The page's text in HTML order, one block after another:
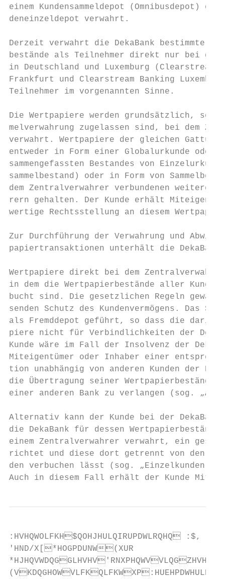
einem Kundensammeldepot
deneinzeldepot verwahrt.
Derzeit verwahrt die DekaBank bestimmte
bestände als Teilnehmer direkt nur bei
in Deutschland und Luxemburg
Frankfurt und Clearstream Banking
Teilnehmer im vorgenannten Sinne.
Die Wertpapiere werden grundsätzlich,
melverwahrung zugelassen sind, bei
verwahrt. Wertpapiere der gleichen Gattung
entweder in Form einer Globalurkunde
sammengefassten Bestandes von
sammelbestand) oder in Form von
dem Zentralverwahrer verbundenen
rern gehalten. Der Kunde erhält
wertige Rechtsstellung an diesem
Zur Durchführung der Verwahrung und
papiertransaktionen unterhält die
Wertpapiere direkt bei dem
in dem die Wertpapierbestände aller
bucht sind. Die gesetzlichen Regeln
senden Schutz des Kundenvermögens.
als Fremddepot geführt, so dass die darin
piere nicht für Verbindlichkeiten der
Kunde wäre im Fall der Insolvenz der
Miteigentümer oder Inhaber einer
tion unabhängig von anderen Kunden der
die Übertragung seiner
einer anderen Bank zu verlangen (sog.
Alternativ kann der Kunde bei der DekaBank
die DekaBank für dessen
einem Zentralverwahrer verwahrt, ein
richtet und diese dort getrennt von den
den verbuchen lässt (sog. „Einzelkunden-
Auch in diesem Fall erhält der Kunde
:HVHQWOLFKH$QOHJHULQIRUPDWLRQHQ :$,
'HND/X[*HOGPDUNW(XUR